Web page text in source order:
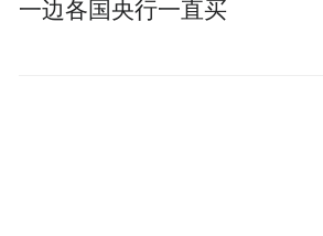
一边各国央行一直买